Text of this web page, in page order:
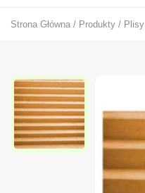
Strona Główna / Produkty / Plisy